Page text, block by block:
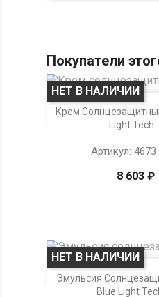
Покупатели
Крем
Light
Артикул: 4673
8 603 ₽
НЕТ В НАЛИЧИИ
 Просмотр
Эмульсия
Blue Light Tech
НЕТ В НАЛИЧИИ
 Просмотр